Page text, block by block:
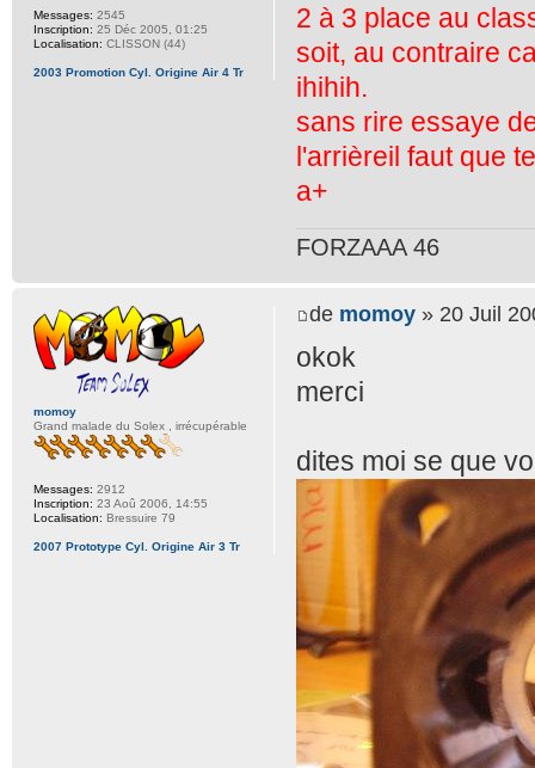
2 à 3 place au
soit, au contraire
ihihih.
sans rire essaye
l'arrièreil faut que
a+
FORZAAA 46
Messages: 2545
Inscription: 25 Déc 2005, 01:25
Localisation: CLISSON (44)
2003 Promotion Cyl. Origine Air 4 Tr
de momoy » 20 Juil
okok
merci
dites moi se que
momoy
Grand malade du Solex , irrécupérable
Messages: 2912
Inscription: 23 Aoû 2006, 14:55
Localisation: Bressuire 79
2007 Prototype Cyl. Origine Air 3 Tr